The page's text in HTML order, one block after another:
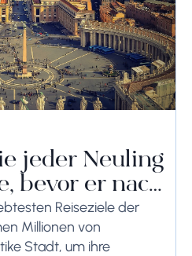
jeder Neuling
bevor er nach
Reiseziele der
Millionen von
Stadt, um ihre